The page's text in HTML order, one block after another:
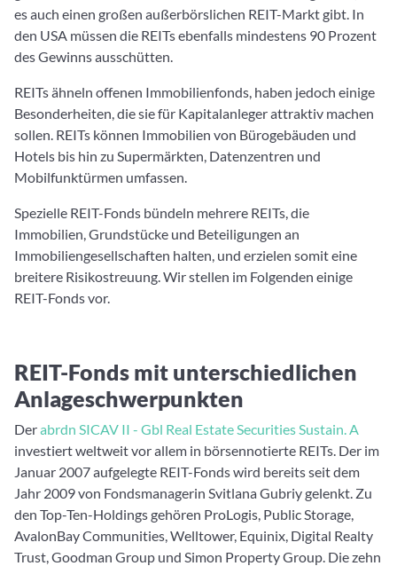
es auch einen großen außerbörslichen REIT-Markt gibt. In
den USA müssen die REITs ebenfalls mindestens 90 Prozent
des Gewinns ausschütten.
REITs ähneln offenen Immobilienfonds, haben jedoch einige
Besonderheiten, die sie für Kapitalanleger attraktiv machen
sollen. REITs können Immobilien von Bürogebäuden und
Hotels bis hin zu Supermärkten, Datenzentren und
Mobilfunktürmen umfassen.
Spezielle REIT-Fonds bündeln mehrere REITs, die
Immobilien, Grundstücke und Beteiligungen an
Immobiliengesellschaften halten, und erzielen somit eine
breitere Risikostreuung. Wir stellen im Folgenden einige
REIT-Fonds vor.
REIT-Fonds mit unterschiedlichen
Anlageschwerpunkten
Derabrdn SICAV II - Gbl Real Estate Securities Sustain. A
investiert weltweit vor allem in börsennotierte REITs. Der im
Januar 2007 aufgelegte REIT-Fonds wird bereits seit dem
Jahr 2009 von Fondsmanagerin Svitlana Gubriy gelenkt. Zu
den Top-Ten-Holdings gehören ProLogis, Public Storage,
AvalonBay Communities, Welltower, Equinix, Digital Realty
Trust, Goodman Group und Simon Property Group. Die zehn